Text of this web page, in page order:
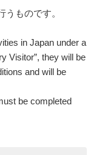
ものです。
in Japan under a
Visitor”, they will be
and will be
be completed